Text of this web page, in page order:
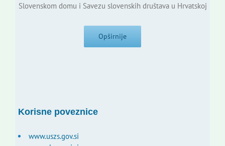
Slovenskom domu i Savezu slovenskih društava u Hrvatskoj
Opširnije
Korisne poveznice
www.uszs.gov.si